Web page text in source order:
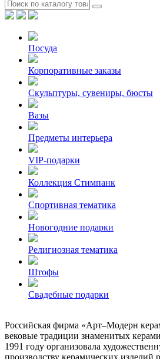
Посуда
Корпоративные заказы
Скульптуры, сувениры, бюсты
Вазы
Предметы интерьера
VIP-подарки
Коллекция Стимпанк
Спортивная тематика
Новогодние подарки
Религиозная тематика
Штофы
Свадебные подарки
Российская фирма «Арт–Модерн
вековые традиции знаменитых
1991 году организовала
производству керамических